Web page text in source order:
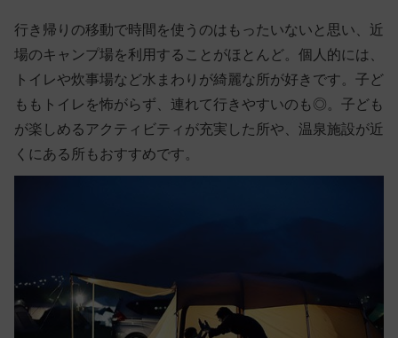
行き帰りの移動で時間を使うのはもったいないと思い、近
場のキャンプ場を利用することがほとんど。個人的には、
トイレや炊事場など水まわりが綺麗な所が好きです。子ど
ももトイレを怖がらず、連れて行きやすいのも◎。子ども
が楽しめるアクティビティが充実した所や、温泉施設が近
くにある所もおすすめです。